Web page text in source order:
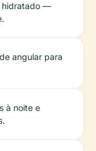
hidratado —
angular para
à noite e